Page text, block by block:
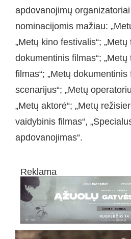
apdovanojimų
nominacijomis mažiau:
„Metų kino festivalis“;
dokumentinis filmas“;
filmas“; „Metų dokumentinis
scenarijus“; „Metų
„Metų aktorė“; „Metų
vaidybinis filmas“,
apdovanojimas“.
Reklama